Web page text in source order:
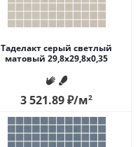
Таделакт серый светлый
матовый 29,8x29,8x0,35
3 521.89₽/м2